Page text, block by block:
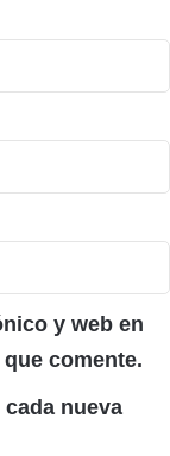
y web en
comente.
nueva